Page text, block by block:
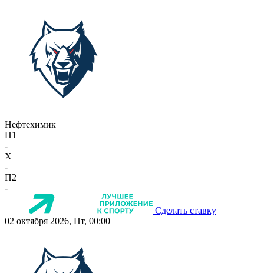
Нефтехимик
П1
-
X
-
П2
-
Сделать ставку
02 октября 2026, Пт, 00:00